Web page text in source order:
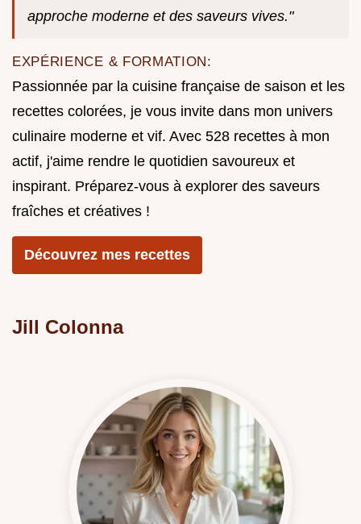
approche moderne et des saveurs vives."
EXPÉRIENCE & FORMATION:
Passionnée par la cuisine française de saison et les
recettes colorées, je vous invite dans mon univers
culinaire moderne et vif. Avec 528 recettes à mon
actif, j'aime rendre le quotidien savoureux et
inspirant. Préparez-vous à explorer des saveurs
fraîches et créatives !
Découvrez mes recettes
Jill Colonna